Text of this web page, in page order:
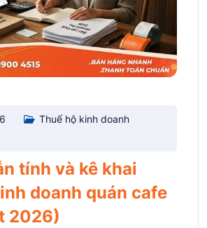
Thuế hộ kinh doanh
tính và kê khai
doanh quán cafe
2026)